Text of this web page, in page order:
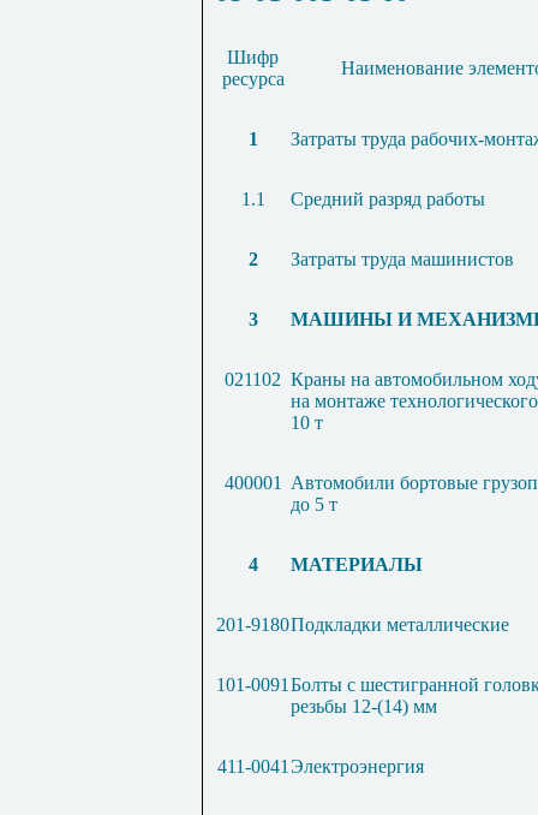
Шифр
ресурса
Наименование
1 Затраты труда рабочих-
1.1 Средний разряд работы
2 Затраты труда машинистов
3 МАШИНЫ И
021102 Краны на автомобильном
на монтаже
10 т
400001
Автомобили бортовые
до 5 т
4 МАТЕРИАЛЫ
201-9180Подкладки металлические
101-0091 Болты с шестигранной
резьбы 12-(14) мм
411-0041 Электроэнергия